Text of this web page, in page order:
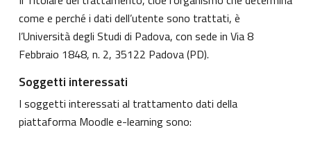
come e perché i dati dell’utente sono trattati, è
l’Università degli Studi di Padova, con sede in Via 8
Febbraio 1848, n. 2, 35122 Padova (PD).
Soggetti interessati
I soggetti interessati al trattamento dati della
piattaforma Moodle e-learning sono: